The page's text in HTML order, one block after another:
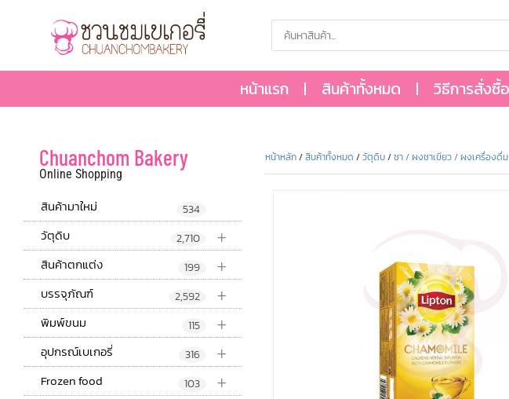
หน้าแรก สินค้าทั้งหมด วิธีการสั่งซื้อ
Chuanchom Bakery
Online Shopping
สินค้ามาใหม่ 534
+
วัตุดิบ 2,710
+
สินค้าตกแต่ง 199
+
บรรจุภัณฑ์ 2,592
+
พิมพ์ขนม 115
+
อุปกรณ์เบเกอรี่ 316
+
Frozen food 103
หน้าหลัก/สินค้าทั้งหมด /วัตุดิบ/ชา / ผงชาเขียว / ผงเครื่องดื่